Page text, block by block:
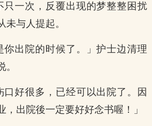
只一次，反覆出现的梦整整困扰
未与人提起。
你出院的时候了。」护士边清理
口好很多，已经可以出院了。因
，出院後一定要好好念书喔！」